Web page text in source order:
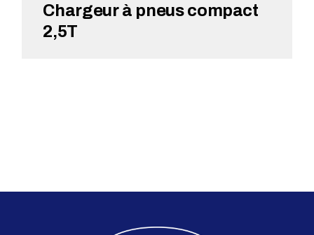
Chargeur à pneus compact
2,5T